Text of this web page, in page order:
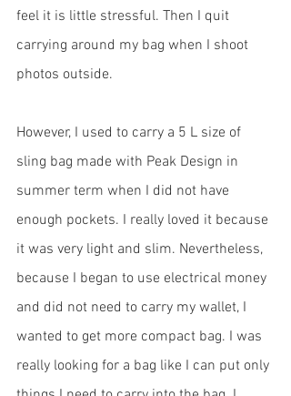
feel it is little stressful. Then I quit
carrying around my bag when I shoot
photos outside.
However, I used to carry a 5 L size of
sling bag made with Peak Design in
summer term when I did not have
enough pockets. I really loved it because
it was very light and slim. Nevertheless,
because I began to use electrical money
and did not need to carry my wallet, I
wanted to get more compact bag. I was
really looking for a bag like I can put only